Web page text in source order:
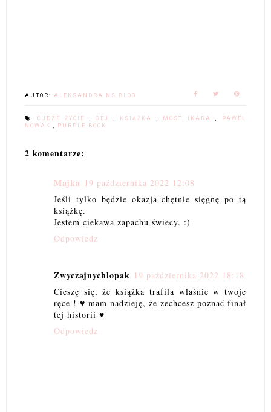
AUTOR: ALEKSANDRA NS BLOG
CUDZE ŻYCIE ,GEJ , KSIĄŻKA , MOST IKARA,
PAWEŁ
NOWAK , PURPLE BOOK
2 komentarze:
Majka 19 października 2022 12:08
Jeśli tylko będzie okazja chętnie sięgnę po tą
książkę.
Jestem ciekawa zapachu świecy. :)
Odpowiedz
Zwyczajnychlopak 19 października 2022 18:18
Cieszę się, że książka trafiła właśnie w twoje
ręce ! ♥️ mam nadzieję, że zechcesz poznać finał
tej historii ♥️
Odpowiedz